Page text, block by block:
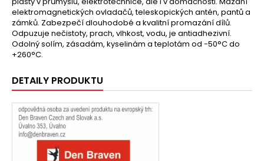
elektromagnetických ovladačů, teleskopických antén, pantů a
zámků. Zabezpečí dlouhodobé a kvalitní promazání dílů.
Odpuzuje nečistoty, prach, vlhkost, vodu, je antiadhezivní.
Odolný solím, zásadám, kyselinám a teplotám od -50°C do
+260°C.
DETAILY PRODUKTU